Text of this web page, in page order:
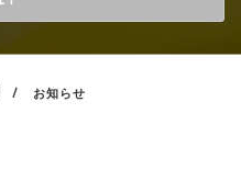
/ お知らせ